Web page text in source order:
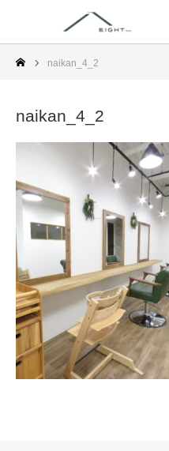
naikan_4_2
naikan_4_2